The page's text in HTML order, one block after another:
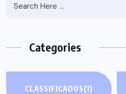
Categories
CLASSIFICADOS(1)